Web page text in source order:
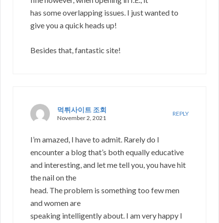
has some overlapping issues. I just wanted to
give you a quick heads up!
Besides that, fantastic site!
먹튀사이트 조회
November 2, 2021
REPLY
I’m amazed, I have to admit. Rarely do I
encounter a blog that’s both equally educative
and interesting, and let me tell you, you have hit
the nail on the
head. The problem is something too few men
and women are
speaking intelligently about. I am very happy I